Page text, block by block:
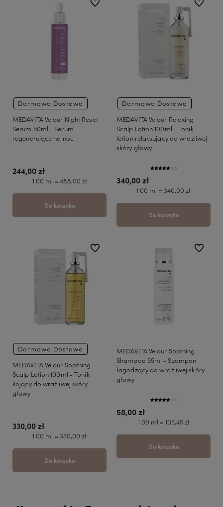
Darmowa Dostawa
MEDAVITA Velour Night Reset
Serum 50ml - Serum
regenerujące na noc
244,00 zł
1 00 ml = 488,00 zł
Do koszyka
do ulubionych
Darmowa Dostawa
MEDAVITA Velour Relaxing
Scalp Lotion 100ml - Tonik
lotion relaksujący do wrażliwej
skóry głowy
5.0
340,00 zł
1 00 ml = 340,00 zł
Do koszyka
do
Darmowa Dostawa
MEDAVITA Velour Soothing
Scalp Lotion 100ml - Tonik
kojący do wrażliwej skóry
głowy
330,00 zł
1 00 ml = 330,00 zł
Do koszyka
do ulubionych
MEDAVITA Velour Soothing
Shampoo 55ml - Szampon
łagodzący do wrażliwej skóry
głowy
5.0
58,00 zł
1 00 ml = 105,45 zł
Do koszyka
do